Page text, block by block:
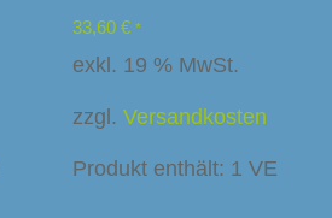
33,60 € *
exkl. 19 % MwSt.
zzgl. Versandkosten
Produkt enthält: 1 VE